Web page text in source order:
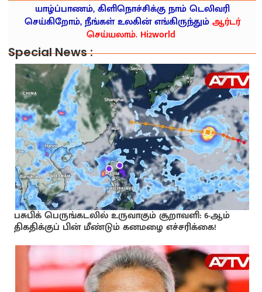
யாழ்ப்பாணம், கிளிநொச்சிக்கு நாம் டெலிவரி
செய்கிறோம், நீங்கள் உலகின் எங்கிருந்தும்ஆர்டர்
செய்யலாம். Hi2world
Special News :
பசுபிக் பெருங்கடலில் உருவாகும் சூறாவளி: 6-ஆம்
திகதிக்குப் பின் மீண்டும் கனமழை எச்சரிக்கை!